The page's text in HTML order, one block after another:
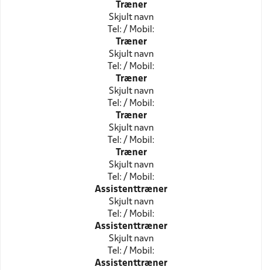
Træner
Skjult navn
Tel: / Mobil:
Træner
Skjult navn
Tel: / Mobil:
Træner
Skjult navn
Tel: / Mobil:
Træner
Skjult navn
Tel: / Mobil:
Træner
Skjult navn
Tel: / Mobil:
Assistenttræner
Skjult navn
Tel: / Mobil:
Assistenttræner
Skjult navn
Tel: / Mobil:
Assistenttræner